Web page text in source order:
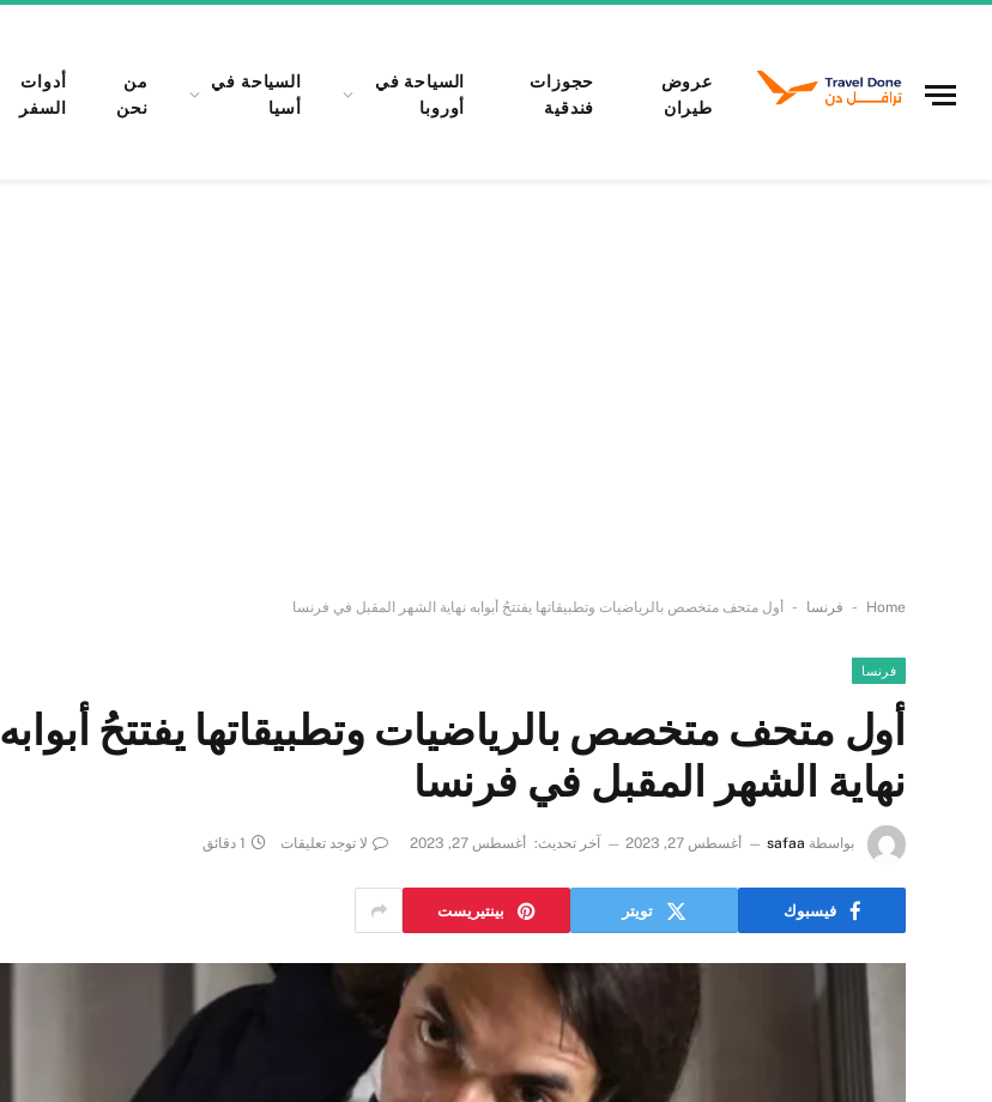
عروض
طيران
حجوزات
فندقية
السياحة في
أوروبا
السياحة في
أسيا
من
نحن
أدوات
السفر
Home
- فرنسا - أول متحف متخصص بالرياضيات وتطبيقاتها يفتتحُ أبوابه نهاية الشهر المقبل في فرنسا
فرنسا
أول متحف متخصص بالرياضيات وتطبيقاتها يفتتحُ أبوابه
نهاية الشهر المقبل في فرنسا
بواسطة safaa أغسطس 27, 2023 آخر تحديث: أغسطس 27, 2023 لا توجد تعليقات 1 دقائق
فيسبوك تويتر بينتيريست